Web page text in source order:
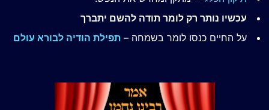
עכשיו נותר רק לומר תודה להשם יתברך
על החיים כנסו לומר בשמחה – תפילת הודיה לבורא עולם